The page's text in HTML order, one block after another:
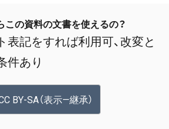
この資料の文書を使えるの？
表記をすれば利用可、改変と
件あり
BY-SA（表示—継承）